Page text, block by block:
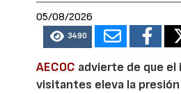
05/08/2026
3490
AECOC advierte de que
visitantes eleva la